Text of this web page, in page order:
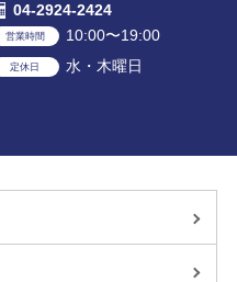
04-2924-2424
営業時間 10:00〜19:00
定休日 水・木曜日